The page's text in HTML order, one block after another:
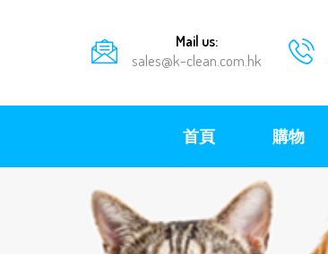
Mail us:
sales@k-clean.com.hk
首頁 購物